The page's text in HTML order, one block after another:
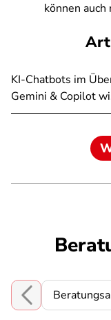
können
KI-Chatbots im
Gemini & Copilot
Choose a section